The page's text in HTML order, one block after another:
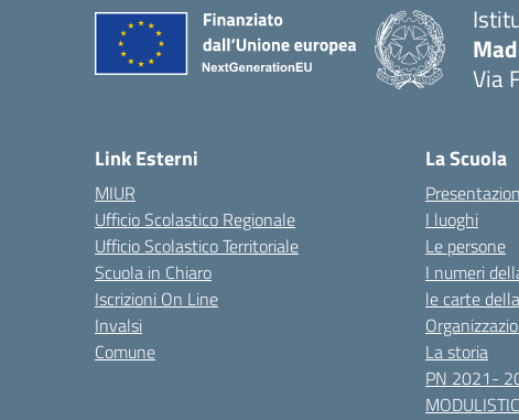
Via
Link Esterni
MIUR
Ufficio Scolastico Regionale
Ufficio Scolastico Territoriale
Scuola in Chiaro
Iscrizioni On Line
Invalsi
Comune
La Scuola
I luoghi
Le persone
I numeri
le carte
La storia
PN 2021-